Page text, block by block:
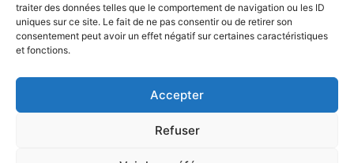
traiter des données telles que le comportement de navigation ou les ID
uniques sur ce site. Le fait de ne pas consentir ou de retirer son
consentement peut avoir un effet négatif sur certaines caractéristiques
et fonctions.
Accepter
Refuser
CGV